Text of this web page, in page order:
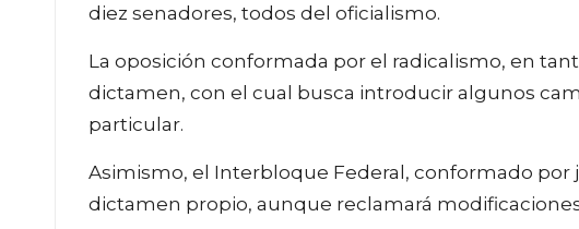
diez senadores, todos del oficialismo.
La oposición conformada por el radicalismo, en
dictamen, con el cual busca introducir algunos
particular.
Asimismo, el Interbloque Federal, conformado por
dictamen propio, aunque reclamará